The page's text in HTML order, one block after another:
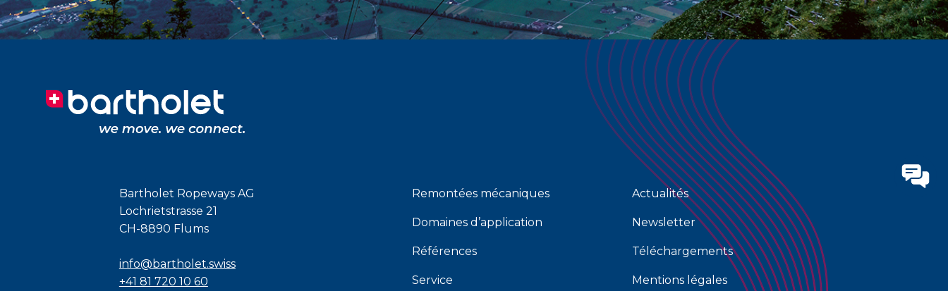
Bartholet Ropeways AG
Lochrietstrasse 21
CH-8890 Flums
info@bartholet.swiss
+41 81 720 10 60
Remontées mécaniques
Domaines d’application
Références
Service
Actualités
Newsletter
Téléchargements
Mentions légales